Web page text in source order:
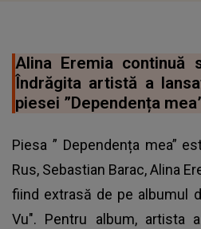
Alina Eremia continuă
Îndrăgita artistă a
piesei ”Dependența
Piesa ” Dependența mea”
Rus, Sebastian Barac, Alina
fiind extrasă de pe albumul
Vu". Pentru album, artista